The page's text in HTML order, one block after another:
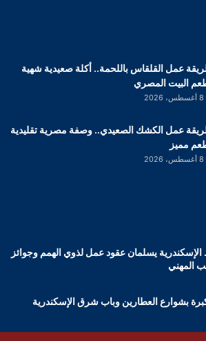
عمل القلقاس باللحمة.. أكلة صعيدية شهية
البيت المصري
8 أغسطس، 2026
عمل الكشك الصعيدي.. وصفة مصرية تقليدية
مميز
8 أغسطس، 2026
يسلمان عقود عمل لذوي الهمم وجوائز
المهني
بشوارع العطارين وباب شرق الإسكندرية